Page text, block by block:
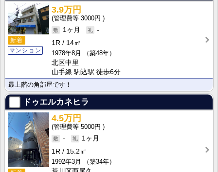
新着
マンション
3.9万円
3000円
1ヶ月
-
1R
14㎡
1978年8月
（築48年）
北区中里
山手線 駒込駅 徒歩6分
最上階の角部屋です！
ドゥエルカネヒラ
4.5万円
5000円
-
1ヶ月
1R
15.2㎡
1992年3月
（築34年）